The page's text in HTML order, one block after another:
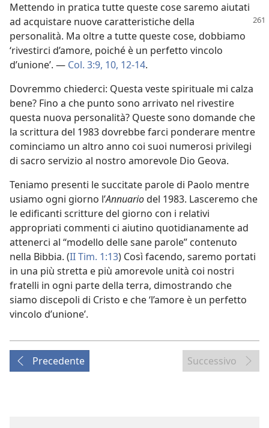
Mettendo in pratica tutte queste cose saremo aiutati
ad acquistare nuove caratteristiche della
personalità. Ma oltre a tutte queste cose, dobbiamo
‘rivestirci d’amore, poiché è un perfetto vincolo
d’unione’. — Col. 3:9, 10, 12-14.
Dovremmo chiederci: Questa veste spirituale mi calza
bene? Fino a che punto sono arrivato nel rivestire
questa nuova personalità? Queste sono domande che
la scrittura del 1983 dovrebbe farci ponderare mentre
cominciamo un altro anno coi suoi numerosi privilegi
di sacro servizio al nostro amorevole Dio Geova.
Teniamo presenti le succitate parole di Paolo mentre
usiamo ogni giorno l’Annuariodel 1983. Lasceremo che
le edificanti scritture del giorno con i relativi
appropriati commenti ci aiutino quotidianamente ad
attenerci al “modello delle sane parole” contenuto
nella Bibbia. (II Tim. 1:13) Così facendo, saremo portati
in una più stretta e più amorevole unità coi nostri
fratelli in ogni parte della terra, dimostrando che
siamo discepoli di Cristo e che ‘l’amore è un perfetto
vincolo d’unione’.
Precedente Successivo